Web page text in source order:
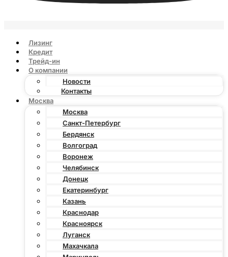
Лизинг
Кредит
Трейд-ин
О компании
Новости
Контакты
Москва
Москва
Санкт-Петербург
Бердянск
Волгоград
Воронеж
Челябинск
Донецк
Екатеринбург
Казань
Краснодар
Красноярск
Луганск
Махачкала